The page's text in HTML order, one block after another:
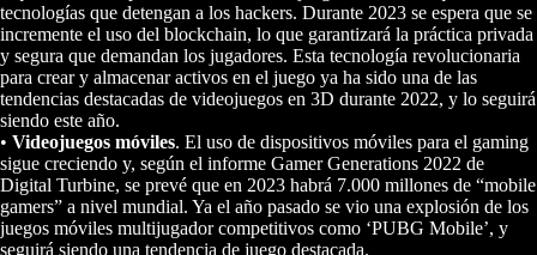
tecnologías que detengan a los hackers. Durante 2023 se espera que se
incremente el uso del blockchain, lo que garantizará la práctica privada
y segura que demandan los jugadores. Esta tecnología revolucionaria
para crear y almacenar activos en el juego ya ha sido una de las
tendencias destacadas de videojuegos en 3D durante 2022, y lo seguirá
siendo este año.
• Videojuegos móviles. El uso de dispositivos móviles para el gaming
sigue creciendo y, según el informe Gamer Generations 2022 de
Digital Turbine, se prevé que en 2023 habrá 7.000 millones de “mobile
gamers” a nivel mundial. Ya el año pasado se vio una explosión de los
juegos móviles multijugador competitivos como ‘PUBG Mobile’, y
seguirá siendo una tendencia de juego destacada.